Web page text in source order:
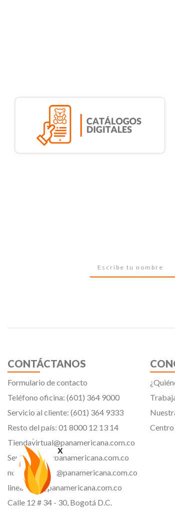
x
CONTÁCTANOS
Formulario de contacto
Teléfono oficina: (601) 364 9000
Servicio al cliente: (601) 364 9333
Resto del país: 01 8000 12 13 14
Tiendavirtual@panamericana.com.co
Servicliente@panamericana.com.co
notificaciones@panamericana.com.co
lineaetica@panamericana.com.co
Calle 12 # 34 - 30, Bogotá D.C.